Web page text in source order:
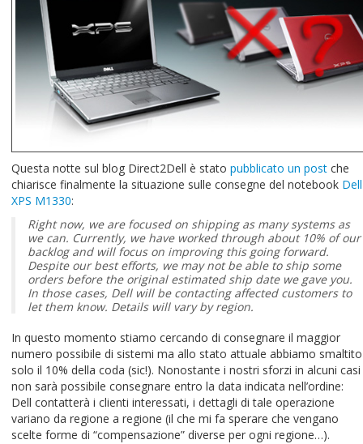
Cookie
Questa notte sul blog Direct2Dell è stato pubblicato un post che
chiarisce finalmente la situazione sulle consegne del notebook Dell
XPS M1330:
Right now, we are focused on shipping as many systems as
we can. Currently, we have worked through about 10% of our
backlog and will focus on improving this going forward.
Despite our best efforts, we may not be able to ship some
orders before the original estimated ship date we gave you.
In those cases, Dell will be contacting affected customers to
let them know. Details will vary by region.
In questo momento stiamo cercando di consegnare il maggior
numero possibile di sistemi ma allo stato attuale abbiamo smaltito
solo il 10% della coda (sic!). Nonostante i nostri sforzi in alcuni casi
non sarà possibile consegnare entro la data indicata nell’ordine:
Dell contatterà i clienti interessati, i dettagli di tale operazione
variano da regione a regione (il che mi fa sperare che vengano
scelte forme di “compensazione” diverse per ogni regione…).